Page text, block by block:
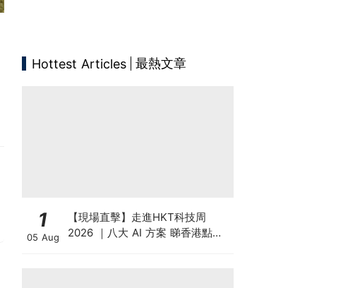
Hottest Articles 最熱文章
1
05 Aug
【現場直擊】走進HKT科技周
2026 ｜八大 AI 方案 睇香港點樣